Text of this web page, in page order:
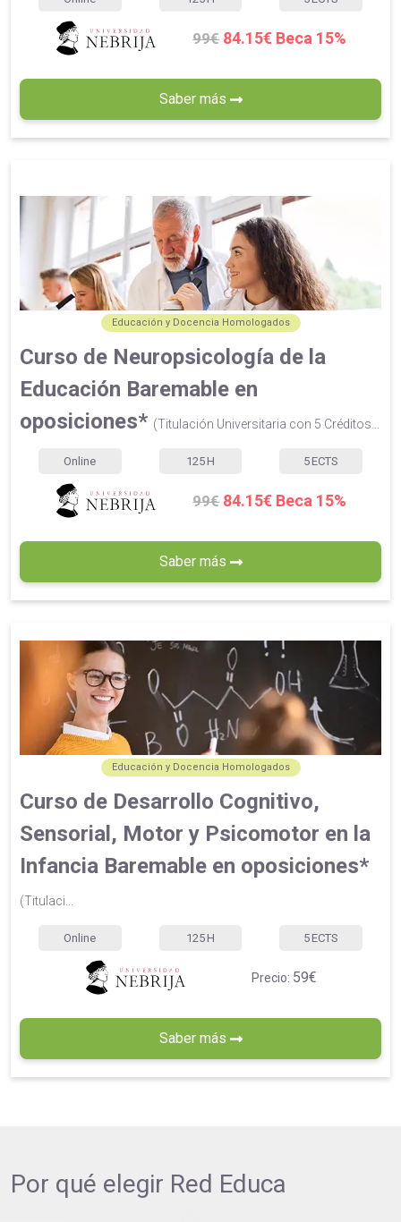
99€ 84.15€ Beca 15%
Saber más
Educación y Docencia Homologados
Curso de Neuropsicología de la
Educación Baremable en
oposiciones* (Titulación Universitaria con 5 Créditos...
Online 125 H 5 ECTS
99€ 84.15€ Beca 15%
Saber más
Educación y Docencia Homologados
Curso de Desarrollo Cognitivo,
Sensorial, Motor y Psicomotor en la
Infancia Baremable en oposiciones*
(Titulaci...
Online 125 H 5 ECTS
Precio: 59€
Saber más
Por qué elegir Red Educa